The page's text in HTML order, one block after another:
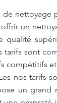
nettoyage
un
qualité
tarifs sont
compétitifs
nos tarifs
un grand